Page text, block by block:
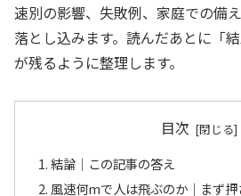
速別の影響、失敗例、家庭での備
落とし込みます。読んだあとに「
が残るように整理します。
目次
結論｜この記事の答え
風速何mで人は飛ぶのか｜まず